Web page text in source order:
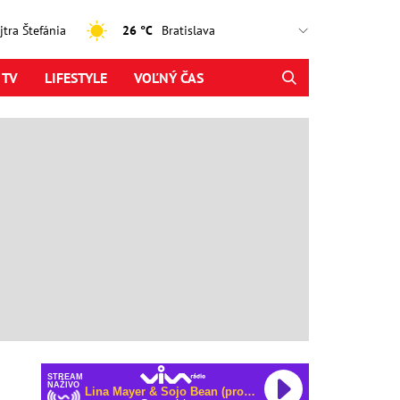
Štefánia 26 °C
LIFESTYLE VOĽNÝ ČAS
STREAM
NAŽIVO
Myles Smith & Niall Horan